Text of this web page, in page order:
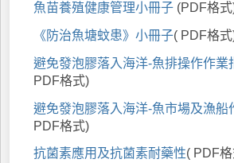
魚苗養殖健康管理小冊子 (PDF格
《防治魚塘蚊患》小冊子( PDF格
避免發泡膠落入海洋-魚排操作作業
PDF格式)
避免發泡膠落入海洋-魚市場及漁船
PDF格式)
抗菌素應用及抗菌素耐藥性( PDF